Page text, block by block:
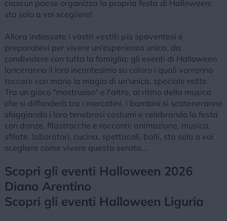
ciascun paese organizza la propria festa di Halloween:
sta solo a voi scegliere!
Allora indossate i vostri vestiti più spaventosi e
preparatevi per vivere un'esperienza unica, da
condividere con tutta la famiglia: gli eventi di Halloween
lanceranno il loro incantesimo su coloro i quali vorranno
toccare con mano la magia di un'unica, speciale notte.
Tra un gioco "mostruoso" e l'altro, al ritmo della musica
che si diffonderà tra i mercatini, i bambini si scateneranno
sfoggiando i loro tenebrosi costumi e celebrando la festa
con danze, filastrocche e racconti: animazione, musica,
sfilate, laboratori, cucina, spettacoli, balli, sta solo a voi
scegliere come vivere questa serata...
Scopri gli eventi Halloween 2026
Diano Arentino
Scopri gli eventi Halloween Liguria